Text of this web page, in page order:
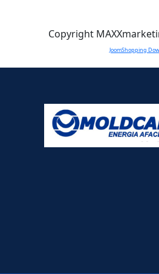
Copyright
JoomShopping